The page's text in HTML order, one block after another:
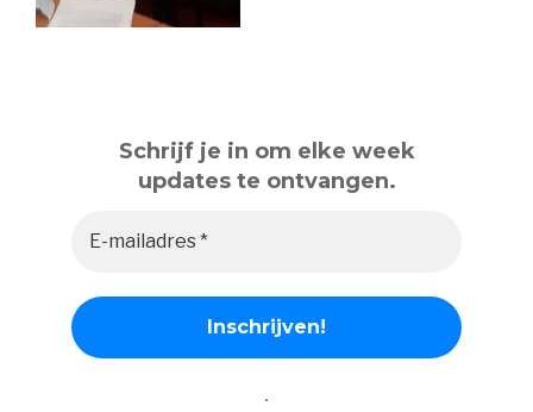
Schrijf je in om elke week
updates te ontvangen.
.